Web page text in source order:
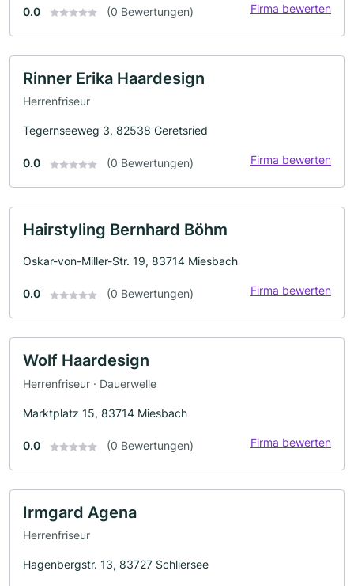
0.0 (0 Bewertungen) Firma bewerten
Rinner Erika Haardesign
Herrenfriseur
Tegernseeweg 3, 82538 Geretsried
0.0 (0 Bewertungen) Firma bewerten
Hairstyling Bernhard Böhm
Oskar-von-Miller-Str. 19, 83714 Miesbach
0.0 (0 Bewertungen) Firma bewerten
Wolf Haardesign
Herrenfriseur · Dauerwelle
Marktplatz 15, 83714 Miesbach
0.0 (0 Bewertungen) Firma bewerten
Irmgard Agena
Herrenfriseur
Hagenbergstr. 13, 83727 Schliersee